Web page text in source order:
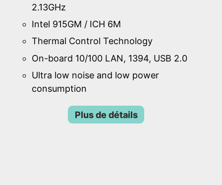
2.13GHz
Intel 915GM / ICH 6M
Thermal Control Technology
On-board 10/100 LAN, 1394, USB 2.0
Ultra low noise and low power
consumption
Plus de détails